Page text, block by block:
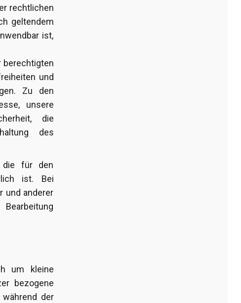
rechtlichen
geltendem
ist,
berechtigten
und
Zu den
unsere
die
des
die für den
ist. Bei
und anderer
um kleine
bezogene
der